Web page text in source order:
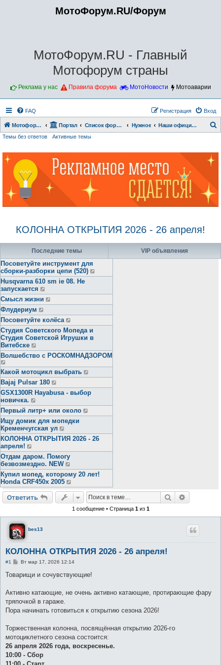
МотоФорум.RU/Форум
МотоФорум.RU - Главный
Мотофорум страны
Реклама у нас Правила форума МотоНовости Мотоаварии
FAQ Вход
Регистрация
Мотофорум.RU Портал Список форумов Нужное Наши официальные мероприятия
Темы без ответов Активные темы
КОЛОННА ОТКРЫТИЯ 2026 - 26 апреля!
Последние темы
Посоветуйте инструмент для
сборки-разборки цепи (520)
Husqvarna 610 sm ie 08. Не
запускается
Смысл жизни
Флудериум
Посоветуйте колёса
Студия Советского Мопеда и
Студия Советской Игрушки в
Витебске
Волшебство с РОСКОМНАДЗОРОМ
Какой мотоцикл выбрать
Bajaj Pulsar 180
GSX1300R Hayabusa - выбор
новичка.
Первый литр+ или около
Ищу домик для мопедки
Кременчугская ул
КОЛОННА ОТКРЫТИЯ 2026 - 26
апреля!
Отдам даром. Помогу
безвозмездно. NEW
Купил мопед, которому 20 лет!
Honda CRF450x 2005
VIP объявления
Ответить Поиск
1 сообщение • Страница 1из 1
bes13
КОЛОННА ОТКРЫТИЯ 2026 - 26 апреля!
#1
С
о
б
е
и
е
Вт мар 17, 2026 12:14
Товарищи и сочувствующие!
Активно катающие, не очень активно катающие, протирающие фару
тряпочкой в гараже.
Пора начинать готовиться к открытию сезона 2026!
Торжественная колонна, посвящённая открытию 2026-го
мотоциклетного сезона состоится:
26 апреля 2026 года, воскресенье.
10:00 - Сбор